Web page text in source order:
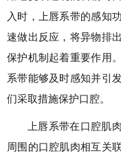
入时，上唇系带的感知
速做出反应，将异物排
保护机制起着重要作用
系带能够及时感知并引
们采取措施保护口腔。
上唇系带在口腔肌
周围的口腔肌肉相互关